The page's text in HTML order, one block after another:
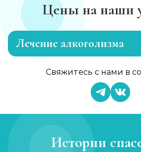
Цены на наши
Лечение алкоголизма
Свяжитесь с нами в
Истории